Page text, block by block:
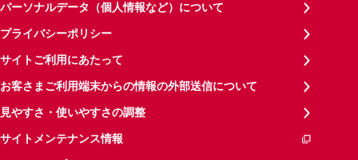
パーソナルデータ（個人情報など）について
プライバシーポリシー
サイトご利用にあたって
お客さまご利用端末からの情報の外部送信について
見やすさ・使いやすさの調整
サイトメンテナンス情報